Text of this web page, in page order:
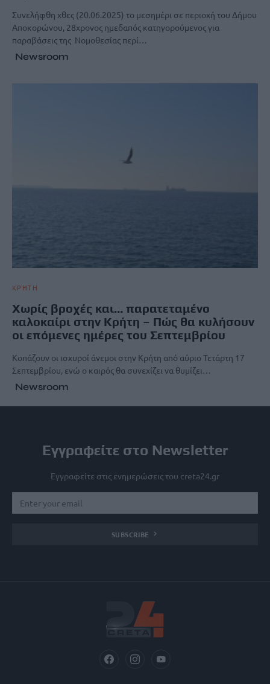
Συνελήφθη χθες (20.06.2025) το μεσημέρι σε περιοχή του Δήμου
Αποκορώνου, 28χρονος ημεδαπός κατηγορούμενος για
παραβάσεις της Νομοθεσίας περί…
Newsroom
ΚΡΗΤΗ
Χωρίς βροχές και… παρατεταμένο
καλοκαίρι στην Κρήτη – Πώς θα κυλήσουν
οι επόμενες ημέρες του Σεπτεμβρίου
Κοπάζουν οι ισχυροί άνεμοι στην Κρήτη από αύριο Τετάρτη 17
Σεπτεμβρίου, ενώ ο καιρός θα συνεχίζει να θυμίζει…
Newsroom
Εγγραφείτε στο Newsletter
Εγγραφείτε στις ενημερώσεις του creta24.gr
SUBSCRIBE